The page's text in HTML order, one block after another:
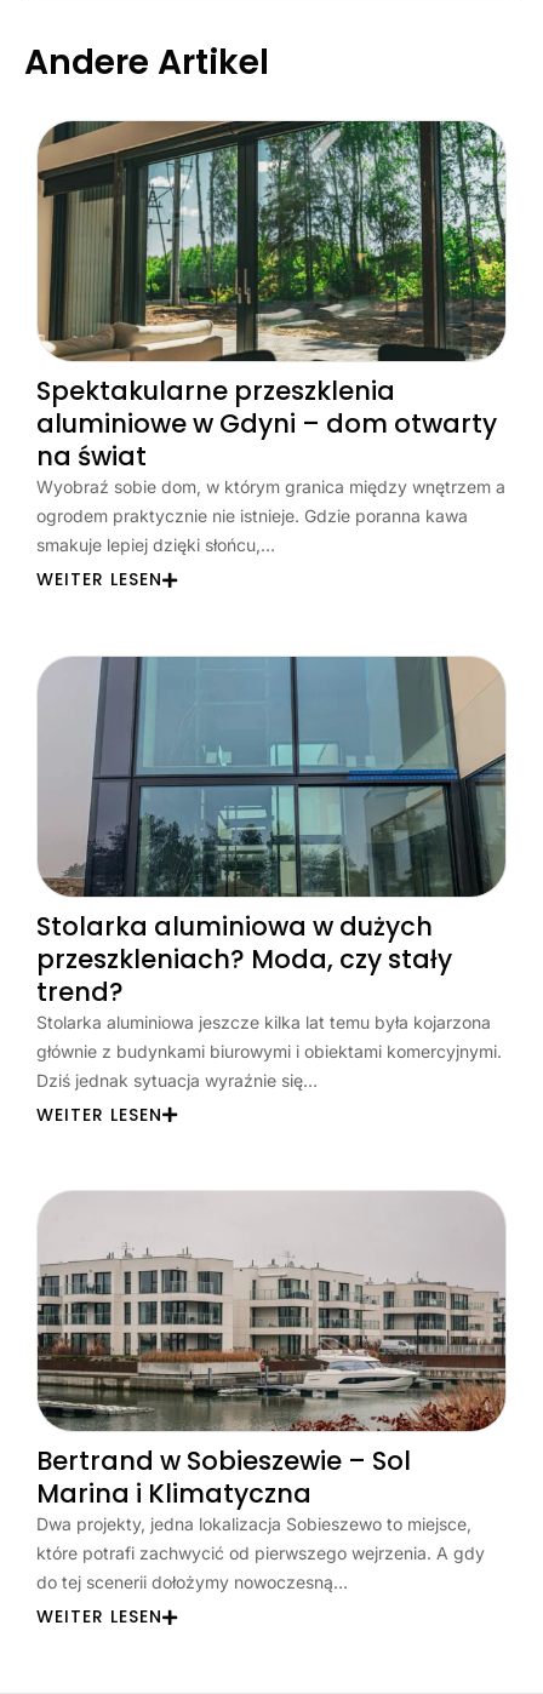
Andere Artikel
Spektakularne przeszklenia
aluminiowe w Gdyni – dom otwarty
na świat
Wyobraź sobie dom, w którym granica między wnętrzem a
ogrodem praktycznie nie istnieje. Gdzie poranna kawa
smakuje lepiej dzięki słońcu,…
WEITER LESEN
Stolarka aluminiowa w dużych
przeszkleniach? Moda, czy stały
trend?
Stolarka aluminiowa jeszcze kilka lat temu była kojarzona
głównie z budynkami biurowymi i obiektami komercyjnymi.
Dziś jednak sytuacja wyraźnie się…
WEITER LESEN
Bertrand w Sobieszewie – Sol
Marina i Klimatyczna
Dwa projekty, jedna lokalizacja Sobieszewo to miejsce,
które potrafi zachwycić od pierwszego wejrzenia. A gdy
do tej scenerii dołożymy nowoczesną…
WEITER LESEN